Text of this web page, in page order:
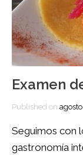
Examen
Published on
Seguimos con
gastronomía